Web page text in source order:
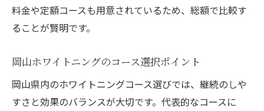
料金や定額コースも用意されているため、総額で比較す
ることが賢明です。
岡山ホワイトニングのコース選択ポイント
岡山県内のホワイトニングコース選びでは、継続のしや
すさと効果のバランスが大切です。代表的なコースに